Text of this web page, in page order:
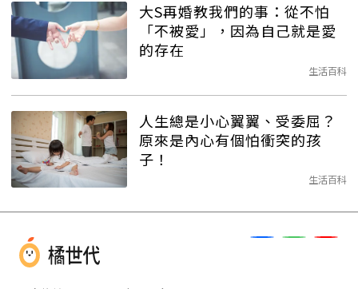
大S再婚教我們的事：從不怕
「不被愛」，因為自己就是愛
的存在
生活百科
人生總是小心翼翼、受委屈？
原來是內心有個怕衝突的孩
子！
生活百科